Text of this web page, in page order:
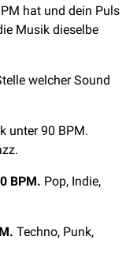
hat und dein Puls
Musik dieselbe
welcher Sound
unter 90 BPM.
BPM. Pop, Indie,
Techno, Punk,